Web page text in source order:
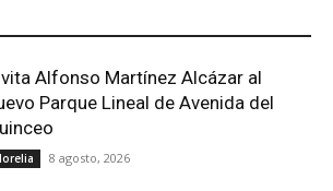
Alfonso Martínez Alcázar al
Parque Lineal de Avenida del
8 agosto, 2026